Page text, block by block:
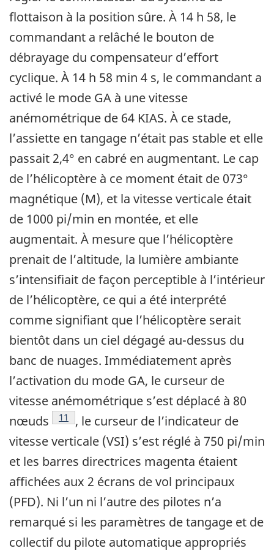
flottaison à la position sûre. À 14 h 58, le
commandant a relâché le bouton de
débrayage du compensateur d’effort
cyclique. À 14 h 58 min 4 s, le commandant a
activé le mode GA à une vitesse
anémométrique de 64 KIAS. À ce stade,
l’assiette en tangage n’était pas stable et elle
passait 2,4° en cabré en augmentant. Le cap
de l’hélicoptère à ce moment était de 073°
magnétique (M), et la vitesse verticale était
de 1000 pi/min en montée, et elle
augmentait. À mesure que l’hélicoptère
prenait de l’altitude, la lumière ambiante
s’intensifiait de façon perceptible à l’intérieur
de l’hélicoptère, ce qui a été interprété
comme signifiant que l’hélicoptère serait
bientôt dans un ciel dégagé au-dessus du
banc de nuages. Immédiatement après
l’activation du mode GA, le curseur de
vitesse anémométrique s’est déplacé à 80
nœuds
Footnote
11
, le curseur de l’indicateur de
vitesse verticale (VSI) s’est réglé à 750 pi/min
et les barres directrices magenta étaient
affichées aux 2 écrans de vol principaux
(PFD). Ni l’un ni l’autre des pilotes n’a
remarqué si les paramètres de tangage et de
collectif du pilote automatique appropriés